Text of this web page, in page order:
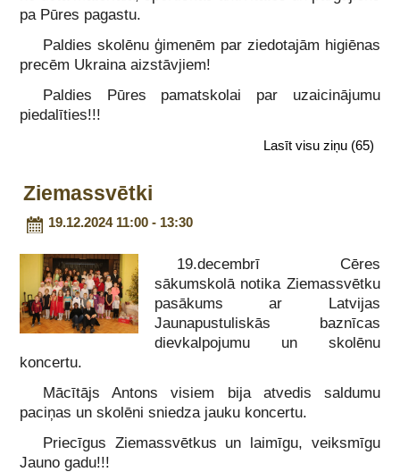
pa Pūres pagastu.
Paldies skolēnu ģimenēm par ziedotajām higiēnas
precēm Ukraina aizstāvjiem!
Paldies Pūres pamatskolai par uzaicinājumu
piedalīties!!!
Lasīt visu ziņu (65)
Ziemassvētki
19.12.2024 11:00 - 13:30
19.decembrī Cēres
sākumskolā notika Ziemassvētku
pasākums ar Latvijas
Jaunapustuliskās baznīcas
dievkalpojumu un skolēnu
koncertu.
Mācītājs Antons visiem bija atvedis saldumu
paciņas un skolēni sniedza jauku koncertu.
Priecīgus Ziemassvētkus un laimīgu, veiksmīgu
Jauno gadu!!!